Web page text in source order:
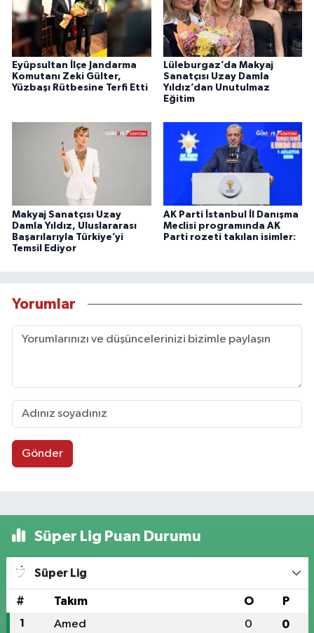
Eyüpsultan İlçe Jandarma
Komutanı Zeki Gülter,
Yüzbaşı Rütbesine Terfi Etti
Lüleburgaz’da Makyaj
Sanatçısı Uzay Damla
Yıldız’dan Unutulmaz
Eğitim
Makyaj Sanatçısı Uzay
Damla Yıldız, Uluslararası
Başarılarıyla Türkiye’yi
Temsil Ediyor
AK Parti İstanbul İl Danışma
Meclisi programında AK
Parti rozeti takılan isimler:
Yorumlar
Gönder
Süper Lig Puan Durumu
Süper Lig
# Takım O P
1 Amed 0 0